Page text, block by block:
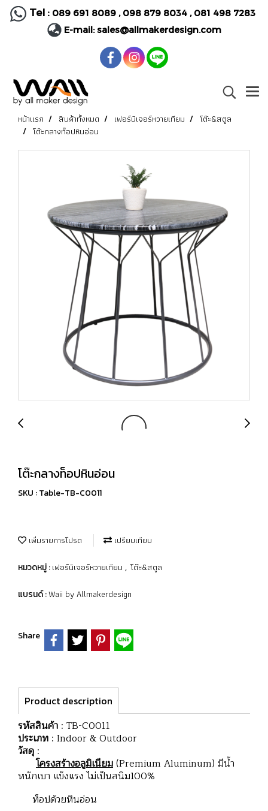
Tel : 089 691 8089, 098 879 8034 , 081 498 7283
E-mail:sales@allmakerdesign.com
หน้าแรก สินค้าทั้งหมด เฟอร์นิเจอร์หวายเทียม
โต๊ะ&สตูล
โต๊ะกลางท็อปหินอ่อน
โต๊ะกลางท็อปหินอ่อน
SKU : Table-TB-C0011
เพิ่มรายการโปรด เปรียบเทียบ
หมวดหมู่ :เฟอร์นิเจอร์หวายเทียม , โต๊ะ&สตูล
แบรนด์ :Waii by Allmakerdesign
Share
Product description
รหัสสินค้า : TB-C0011
ประเภท : Indoor & Outdoor
วัสดุ :
โครงสร้างอลูมิเนียม(Premium Aluminum) มีน้ำ
หนักเบา แข็งแรง ไม่เป็นสนิม100%
ท็อปด้วยหินอ่อน